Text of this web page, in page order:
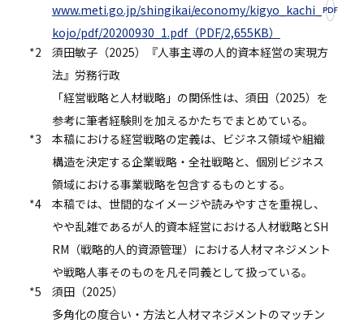
www.meti.go.jp/shingikai/economy/kigyo_kachi_
kojo/pdf/20200930_1.pdf（PDF/2,655KB）
*2
須田敏子（2025）『人事主導の人的資本経営の実現方
法』労務行政
「経営戦略と人材戦略」の関係性は、須田（2025）を
参考に筆者経験則を加えるかたちでまとめている。
*3
本稿における経営戦略の定義は、ビジネス領域や組織
構造を決定する企業戦略・全社戦略と、個別ビジネス
領域における事業戦略を包含するものとする。
*4
本稿では、世間的なイメージや読みやすさを重視し、
やや乱雑であるが人的資本経営における人材戦略とSH
RM（戦略的人的資源管理）における人材マネジメント
や戦略人事そのものを凡そ同義として扱っている。
*5
須田（2025）
多角化の度合い・方法と人材マネジメントのマッチン